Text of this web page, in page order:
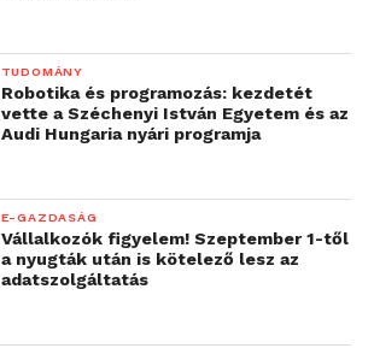
TUDOMÁNY
Robotika és programozás: kezdetét
vette a Széchenyi István Egyetem és az
Audi Hungaria nyári programja
E-GAZDASÁG
Vállalkozók figyelem! Szeptember 1-től
a nyugták után is kötelező lesz az
adatszolgáltatás